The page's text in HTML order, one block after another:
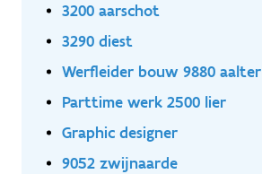
3200 aarschot
3290 diest
Werfleider bouw 9880 aalter
Parttime werk 2500 lier
Graphic designer
9052 zwijnaarde